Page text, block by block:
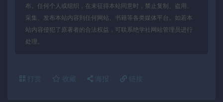
布。任何个人或组织，在未征得本站同意时，禁止复制、盗用、
采集、发布本站内容到任何网站、书籍等各类媒体平台。如若本
站内容侵犯了原著者的合法权益，可联系绝学社网站管理员进行
处理。
打赏 收藏 海报 链接